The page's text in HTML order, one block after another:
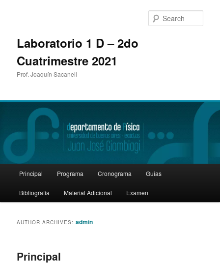
Laboratorio 1 D – 2do
Cuatrimestre 2021
Prof. Joaquín Sacanell
Skip
to
Skip
to
Principal Programa Cronograma Guias
Bibliografía Material Adicional Examen
AUTHOR ARCHIVES:admin
Principal